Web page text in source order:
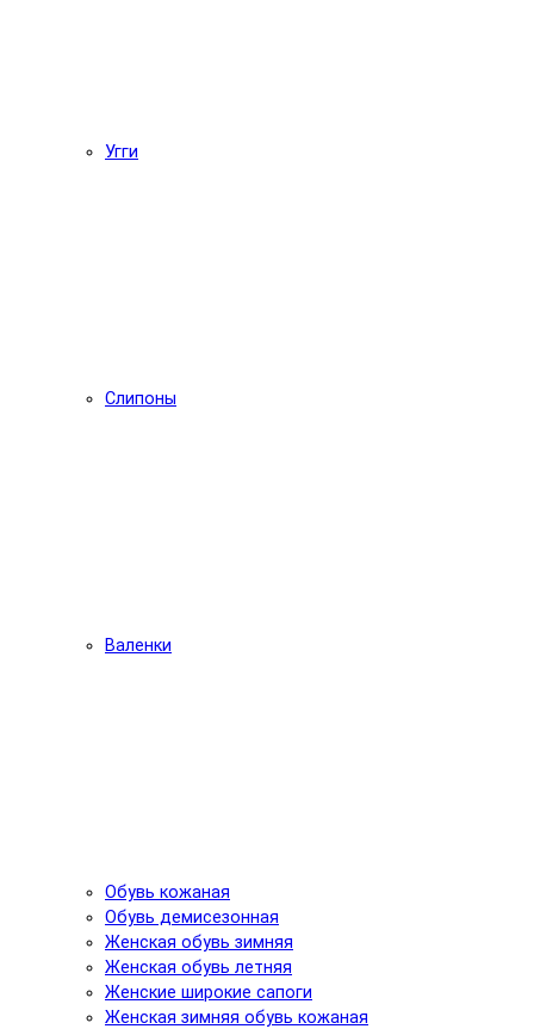
Угги
Слипоны
Валенки
Обувь кожаная
Обувь демисезонная
Женская обувь зимняя
Женская обувь летняя
Женские широкие сапоги
Женская зимняя обувь кожаная